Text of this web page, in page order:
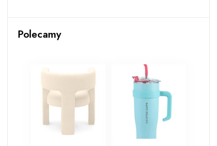
Polecamy